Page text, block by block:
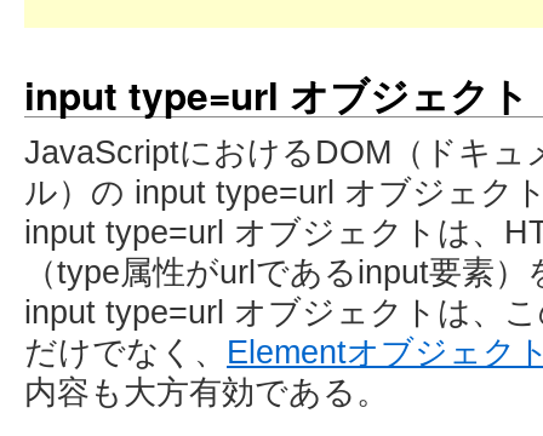
input type=url オブジェクト
JavaScriptにおけるDOM（ドキ
ル）の input type=url オブジェク
input type=url オブジェクトは、
（type属性がurlであるinput要素
input type=url オブジェクトは、
だけでなく、 Elementオブジェク
内容も大方有効である。